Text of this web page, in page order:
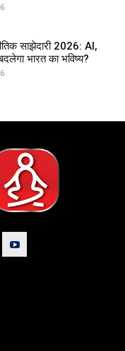
साझेदारी 2026: AI,
भारत का भविष्य?